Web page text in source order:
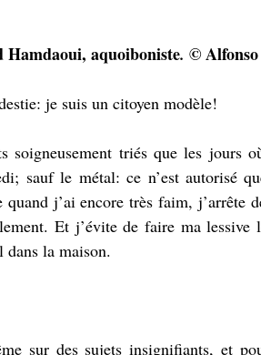
Hamdaoui, aquoiboniste. © Alfonso
je suis un citoyen modèle!
soigneusement triés que les jours
sauf le métal: ce n’est autorisé
j’ai encore très faim, j’arrête
Et j’évite de faire ma lessive
dans la maison.
sur des sujets insignifiants, et